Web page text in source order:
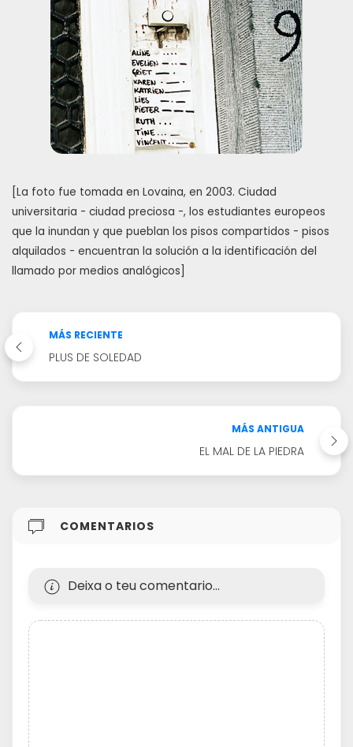
[La foto fue tomada en Lovaina, en 2003. Ciudad
universitaria - ciudad preciosa -, los estudiantes europeos
que la inundan y que pueblan los pisos compartidos - pisos
alquilados - encuentran la solución a la identificación del
llamado por medios analógicos]
MÁS RECIENTE
PLUS DE SOLEDAD
MÁS ANTIGUA
EL MAL DE LA PIEDRA
COMENTARIOS
Deixa o teu comentario...